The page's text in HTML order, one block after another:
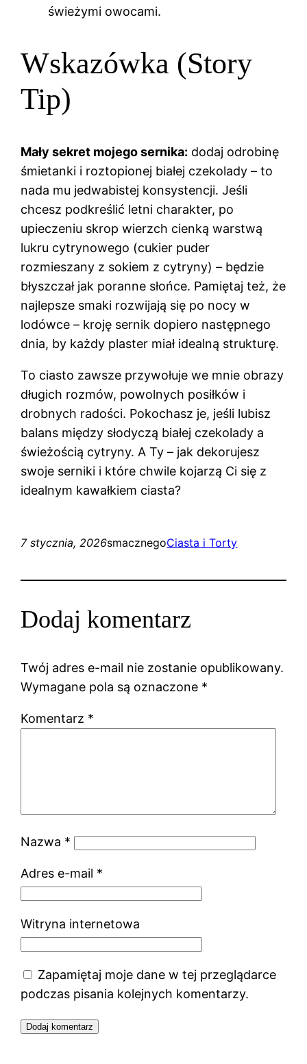
świeżymi owocami.
Wskazówka (Story
Tip)
Mały sekret mojego sernika: dodaj odrobinę
śmietanki i roztopionej białej czekolady – to
nada mu jedwabistej konsystencji. Jeśli
chcesz podkreślić letni charakter, po
upieczeniu skrop wierzch cienką warstwą
lukru cytrynowego (cukier puder
rozmieszany z sokiem z cytryny) – będzie
błyszczał jak poranne słońce. Pamiętaj też, że
najlepsze smaki rozwijają się po nocy w
lodówce – kroję sernik dopiero następnego
dnia, by każdy plaster miał idealną strukturę.
To ciasto zawsze przywołuje we mnie obrazy
długich rozmów, powolnych posiłków i
drobnych radości. Pokochasz je, jeśli lubisz
balans między słodyczą białej czekolady a
świeżością cytryny. A Ty – jak dekorujesz
swoje serniki i które chwile kojarzą Ci się z
idealnym kawałkiem ciasta?
7 stycznia, 2026smacznegoCiasta i Torty
Dodaj komentarz
Twój adres e-mail nie zostanie opublikowany.
Wymagane pola są oznaczone *
Komentarz *
Nazwa *
Adres e-mail *
Witryna internetowa
Zapamiętaj moje dane w tej przeglądarce
podczas pisania kolejnych komentarzy.